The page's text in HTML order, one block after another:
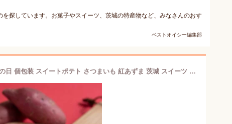
探しています。お菓子やスイーツ、茨城の特産物など、みなさんのおす
ベストオイシー編集部
丸三老舗 鹿嶋ろまん10個入 1箱 [ 父の日 個包装 スイートポテト さつまいも 紅あずま 茨城 スイーツ お菓子 ギフト プレゼント 内祝い 高級 お取り寄せ 小分け お茶請け 和菓子 送料無料 お返し ]